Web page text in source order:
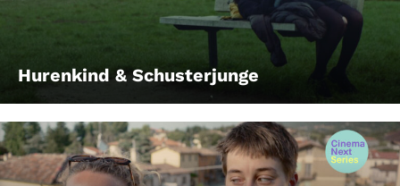
Hurenkind & Schusterjunge